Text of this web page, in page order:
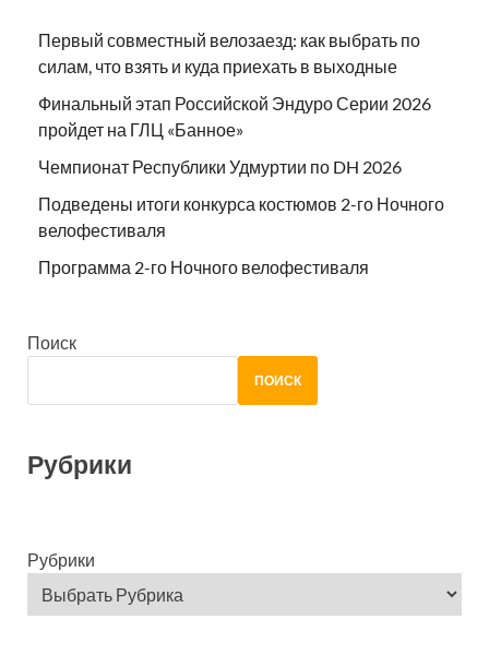
Первый совместный велозаезд: как выбрать по
силам, что взять и куда приехать в выходные
Финальный этап Российской Эндуро Серии 2026
пройдет на ГЛЦ «Банное»
Чемпионат Республики Удмуртии по DH 2026
Подведены итоги конкурса костюмов 2-го Ночного
велофестиваля
Программа 2-го Ночного велофестиваля
Поиск
ПОИСК
Рубрики
Рубрики